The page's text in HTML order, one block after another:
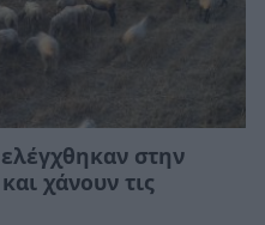
στην
χάνουν τις